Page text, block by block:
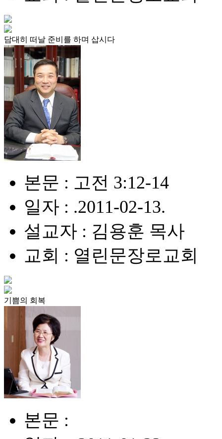
담대히 떠날 준비를 하며 삽시다
본문 : 고전 3:12-14
일자 : .2011-02-13.
설교자 : 김용훈 목사
교회 : 열린문장로교회
기쁨의 회복
본문 :